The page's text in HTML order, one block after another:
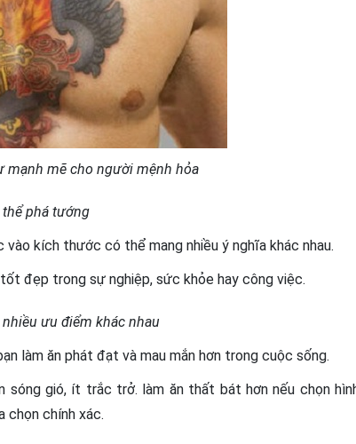
mạnh mẽ cho người mệnh hỏa
phá tướng
kích thước có thể mang nhiều ý nghĩa khác nhau.
đẹp trong sự nghiệp, sức khỏe hay công việc.
ưu điểm khác nhau
làm ăn phát đạt và mau mắn hơn trong cuộc sống.
sóng gió, ít trắc trở. làm ăn thất bát hơn nếu chọn
chọn chính xác.